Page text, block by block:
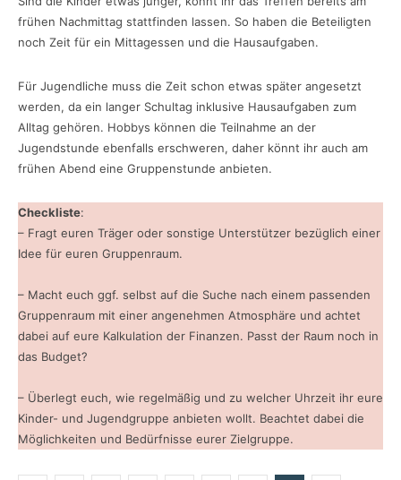
frühen Nachmittag stattfinden lassen. So haben die Beteiligten
noch Zeit für ein Mittagessen und die Hausaufgaben.
Für Jugendliche muss die Zeit schon etwas später angesetzt
werden, da ein langer Schultag inklusive Hausaufgaben zum
Alltag gehören. Hobbys können die Teilnahme an der
Jugendstunde ebenfalls erschweren, daher könnt ihr auch am
frühen Abend eine Gruppenstunde anbieten.
Checkliste:
– Fragt euren Träger oder sonstige Unterstützer bezüglich einer
Idee für euren Gruppenraum.
– Macht euch ggf. selbst auf die Suche nach einem passenden
Gruppenraum mit einer angenehmen Atmosphäre und achtet
dabei auf eure Kalkulation der Finanzen. Passt der Raum noch in
das Budget?
– Überlegt euch, wie regelmäßig und zu welcher Uhrzeit ihr eure
Kinder- und Jugendgruppe anbieten wollt. Beachtet dabei die
Möglichkeiten und Bedürfnisse eurer Zielgruppe.